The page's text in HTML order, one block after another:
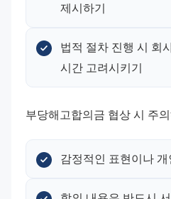
제시하기
법적 절차 진행 시 회
시간 고려시키기
부당해고합의금 협상 시 주
감정적인 표현이나